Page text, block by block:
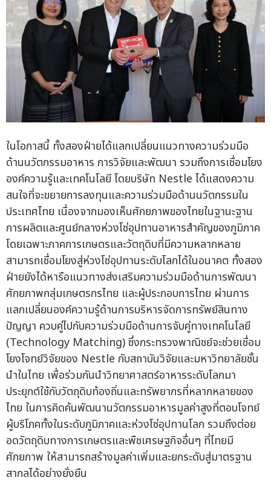
ในโอกาสนี้ ทั้งสองฝ่ายได้แลกเปลี่ยนแนวทางความร่วมมือ
ด้านนวัตกรรมอาหาร การวิจัยและพัฒนา รวมถึงการเชื่อมโยง
องค์ความรู้และเทคโนโลยี โดยบริษัท Nestle ได้แสดงความ
สนใจที่จะขยายการลงทุนและความร่วมมือด้านนวัตกรรมใน
ประเทศไทย เนื่องจากมองเห็นศักยภาพของไทยในฐานะฐาน
การผลิตและศูนย์กลางห่วงโซ่อุปทานอาหารสำคัญของภูมิภาค
โดยเฉพาะภาคการเกษตรและวัตถุดิบที่มีความหลากหลาย
สามารถเชื่อมโยงสู่ห่วงโซ่อุปทานระดับโลกได้ในอนาคต ทั้งสอง
ฝ่ายยังได้หารือแนวทางส่งเสริมความร่วมมือด้านการพัฒนา
ศักยภาพกลุ่มเกษตรกรไทย และผู้ประกอบการไทย ผ่านการ
แลกเปลี่ยนองค์ความรู้ด้านการบริหารจัดการทรัพย์สินทาง
ปัญญา ควบคู่ไปกับความร่วมมือด้านการจับคู่ทางเทคโนโลยี
(Technology Matching) ซึ่งกระทรวงพาณิชย์จะช่วยเชื่อม
โยงโจทย์วิจัยของ Nestle กับสถาบันวิจัยและมหาวิทยาลัยชั้น
นำในไทย เพื่อร่วมกันนำวิทยาศาสตร์อาหารระดับโลกมา
ประยุกต์ใช้กับวัตถุดิบท้องถิ่นและทรัพยากรที่หลากหลายของ
ไทย ในการคิดค้นพัฒนานวัตกรรมอาหารมูลค่าสูงที่ตอบโจทย์
ผู้บริโภคทั้งในระดับภูมิภาคและห่วงโซ่อุปทานโลก รวมถึงต่อย
อดวัตถุดิบทางการเกษตรและพืชเศรษฐกิจอื่นๆ ที่ไทยมี
ศักยภาพ ให้สามารถสร้างมูลค่าเพิ่มและยกระดับสู่มาตรฐาน
สากลได้อย่างยั่งยืน